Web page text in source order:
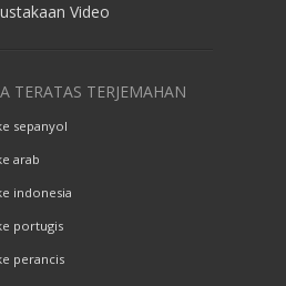
Video
TERATAS TERJEMAHAN
sepanyol
arab
indonesia
portugis
perancis